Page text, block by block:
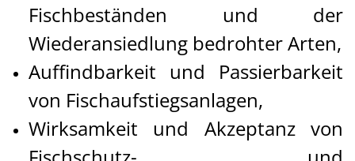
Fischbeständen und der
Wiederansiedlung bedrohter Arten,
Auffindbarkeit und Passierbarkeit
von Fischaufstiegsanlagen,
Wirksamkeit und Akzeptanz von